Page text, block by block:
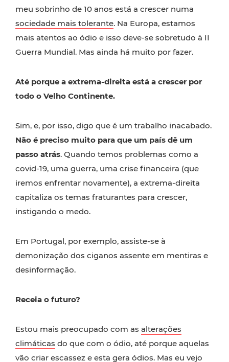
meu sobrinho de 10 anos está a crescer numa
sociedade mais tolerante. Na Europa, estamos
mais atentos ao ódio e isso deve-se sobretudo à II
Guerra Mundial. Mas ainda há muito por fazer.
Até porque a extrema-direita está a crescer por
todo o Velho Continente.
Sim, e, por isso, digo que é um trabalho inacabado.
Não é preciso muito para que um país dê um
passo atrás. Quando temos problemas como a
covid-19, uma guerra, uma crise financeira (que
iremos enfrentar novamente), a extrema-direita
capitaliza os temas fraturantes para crescer,
instigando o medo.
Em Portugal, por exemplo, assiste-se à
demonização dos ciganos assente em mentiras e
desinformação.
Receia o futuro?
Estou mais preocupado com as alterações
climáticas do que com o ódio, até porque aquelas
vão criar escassez e esta gera ódios. Mas eu vejo